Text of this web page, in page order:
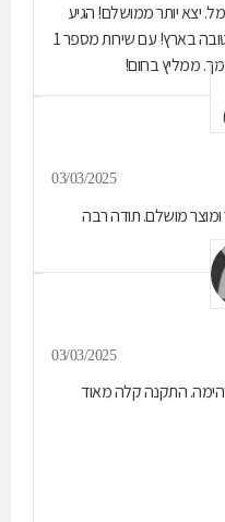
יצא יותר ממושלם! הגיע
תוך יומיים! בקיצור זאת המסגריה הכי טובה בארץ! עם שירות מספר 1
ממליץ בחום!
03/03/2025
מושלם. תודה רבה
03/03/2025
התקנה קלה מאוד